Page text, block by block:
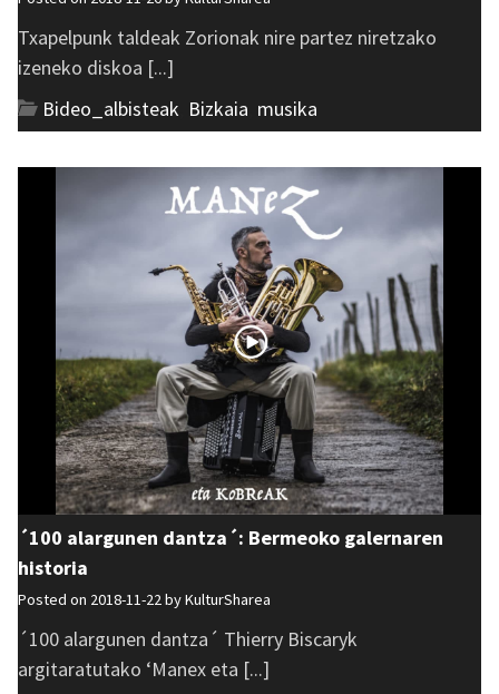
Txapelpunk taldeak Zorionak nire partez niretzako
izeneko diskoa [...]
Bideo_albisteak Bizkaia musika
´100 alargunen dantza´: Bermeoko galernaren
historia
Posted on 2018-11-22 byKulturSharea
´100 alargunen dantza´ Thierry Biscaryk
argitaratutako ‘Manex eta [...]